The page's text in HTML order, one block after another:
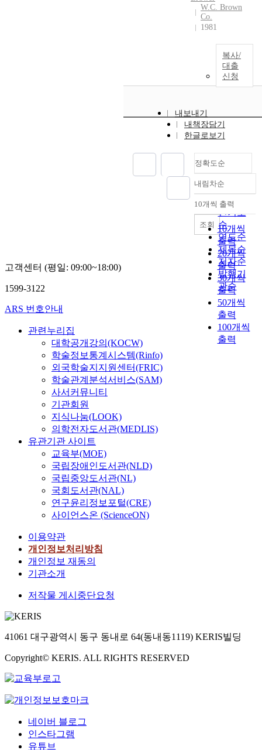
W.C. Brown
Co.
1981
복사/
대출
신청
내보내기
내책장담기
한글로보기
정확도순
정확도
순
인기도
순
연도순
제목순
저자순
발행기
관순
내림차순
내림차순
10개씩 출력
10개씩
출력
20개씩
출력
30개씩
출력
50개씩
출력
100개씩
출력
조회
고객센터 (평일: 09:00~18:00)
1599-3122
ARS 번호안내
관련누리집
대학공개강의(KOCW)
학술정보통계시스템(Rinfo)
외국학술지지원센터(FRIC)
학술관계분석서비스(SAM)
사서커뮤니티
기관회원
지식나눔(LOOK)
의학전자도서관(MEDLIS)
유관기관 사이트
교육부(MOE)
국립장애인도서관(NLD)
국립중앙도서관(NL)
국회도서관(NAL)
연구윤리정보포털(CRE)
사이언스온 (ScienceON)
이용약관
개인정보처리방침
개인정보 재동의
기관소개
저작물 게시중단요청
41061 대구광역시 동구 동내로 64(동내동1119) KERIS빌딩
Copyright© KERIS. ALL RIGHTS RESERVED
네이버 블로그
인스타그램
유튜브